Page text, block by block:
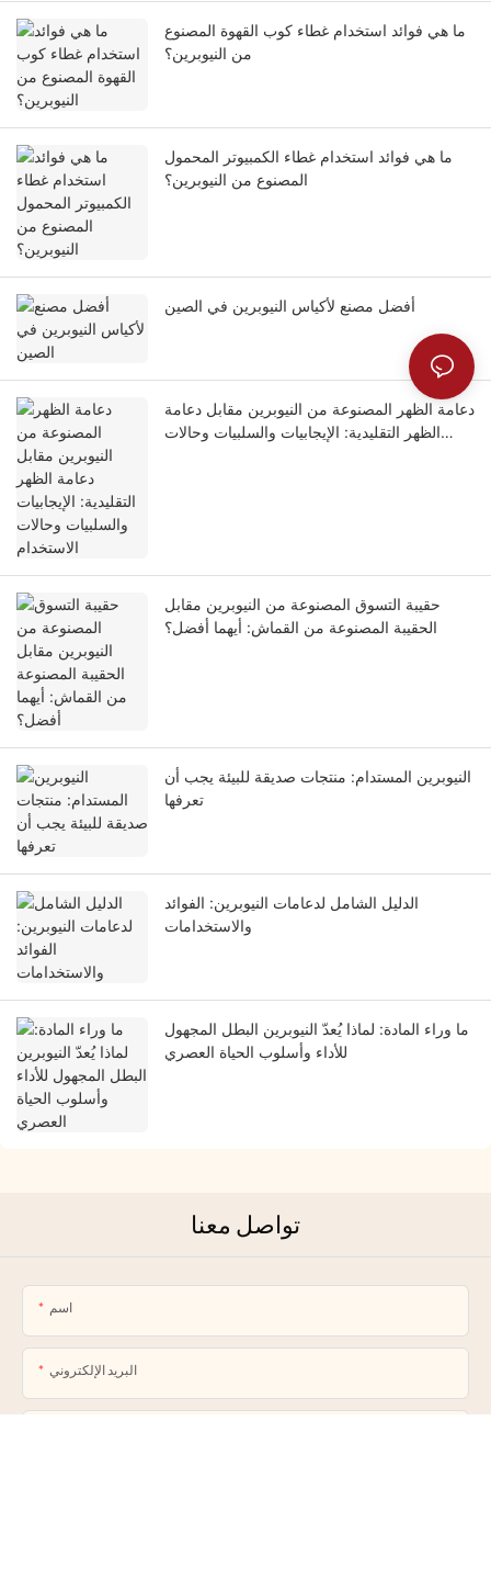
ما هي فوائد استخدام غطاء كوب القهوة المصنوع
من النيوبرين؟
ما هي فوائد استخدام غطاء الكمبيوتر المحمول
المصنوع من النيوبرين؟
أفضل مصنع لأكياس النيوبرين في الصين
دعامة الظهر المصنوعة من النيوبرين مقابل دعامة
الظهر التقليدية: الإيجابيات والسلبيات وحالات
حقيبة التسوق المصنوعة من النيوبرين مقابل
الحقيبة المصنوعة من القماش: أيهما أفضل؟
النيوبرين المستدام: منتجات صديقة للبيئة يجب أن
تعرفها
الدليل الشامل لدعامات النيوبرين: الفوائد
والاستخدامات
ما وراء المادة: لماذا يُعدّ النيوبرين البطل المجهول
للأداء وأسلوب الحياة العصري
تواصل معنا
اسم
البريد الإلكتروني